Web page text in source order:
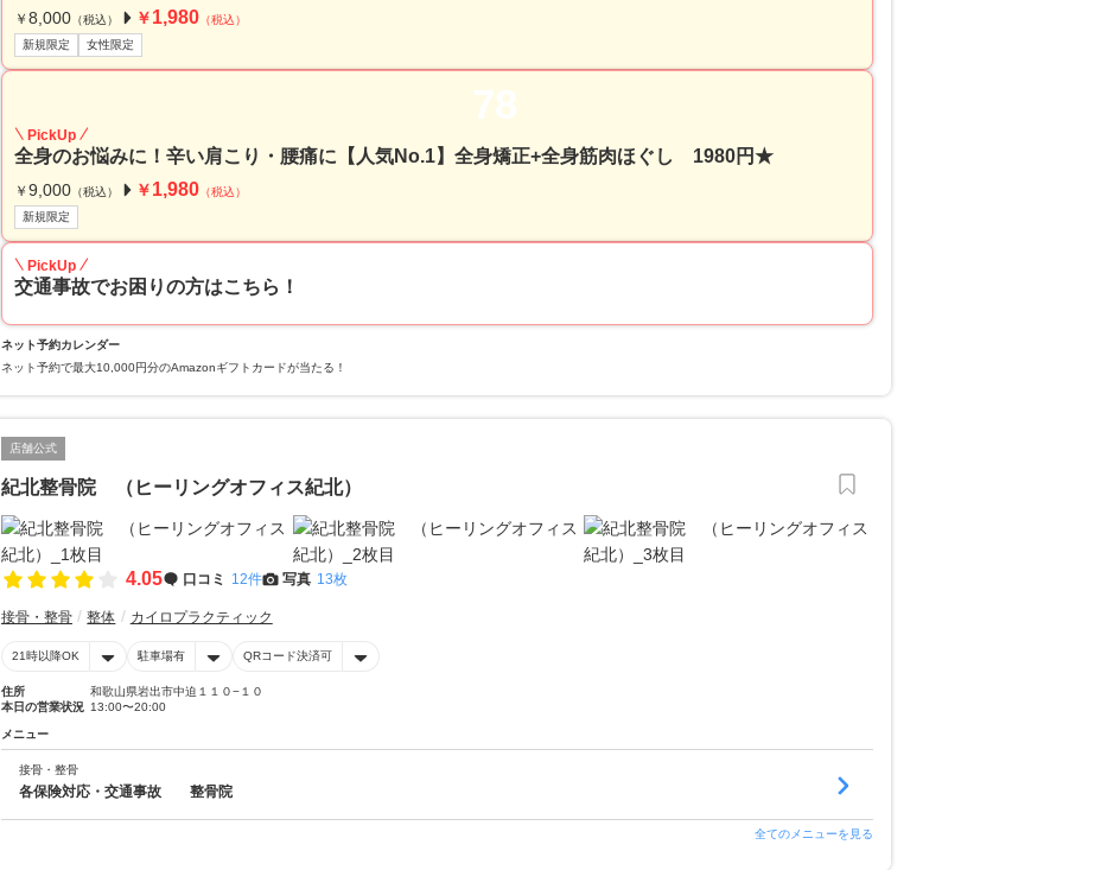
￥ 8,000 （税込） ￥1,980 （税込）
新規限定
女性限定
78
PickUp
全身のお悩みに！辛い肩こり・腰痛に【人気No.1】全身矯正+全身筋肉ほぐし 1980円★
￥ 9,000 （税込） ￥1,980 （税込）
新規限定
PickUp
交通事故でお困りの方はこちら！
ネット予約カレンダー
ネット予約で最大10,000円分のAmazonギフトカードが当たる！
店舗公式
紀北整骨院 （ヒーリングオフィス紀北）
4.05 口コミ 12件 写真 13枚
接骨・整骨 整体 カイロプラクティック
21時以降OK 駐車場有 QRコード決済可
住所
和歌山県岩出市中迫１１０−１０
本日の営業状況 13:00〜20:00
メニュー
接骨・整骨
各保険対応・交通事故 整骨院
全てのメニューを見る